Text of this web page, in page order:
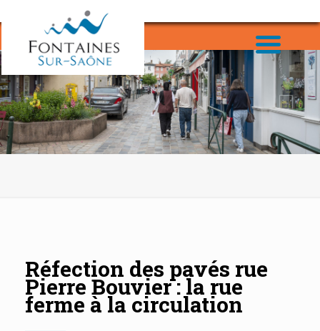
Réfection des pavés rue
Pierre Bouvier : la rue
ferme à la circulation